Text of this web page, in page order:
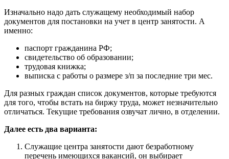
Изначально надо дать служащему необходимый набор
документов для постановки на учет в центр занятости. А
именно:
паспорт гражданина РФ;
свидетельство об образовании;
трудовая книжка;
выписка с работы о размере з/п за последние три мес.
Для разных граждан список документов, которые требуются
для того, чтобы встать на биржу труда, может незначительно
отличаться. Текущие требования озвучат лично, в отделении.
Далее есть два варианта:
Служащие центра занятости дают безработному
перечень имеющихся вакансий, он выбирает